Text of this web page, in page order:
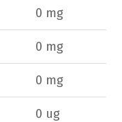
0 mg
0 mg
0 mg
0 ug